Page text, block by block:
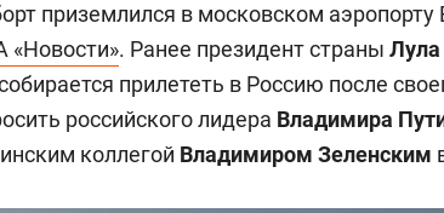
приземлился в московском аэропорту
«Новости». Ранее президент страны Лула
прилететь в Россию после
российского лидера Владимира
коллегой Владимиром Зеленским
Рекомендуем
Опыт выживания в дикой
природе, работа
с ментальным и физическим
состоянием как основа
антихрупких команд